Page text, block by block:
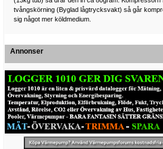
tvångskörning (Byglad lågtrycksvakt) så går
sig något mer köldmedium.
Annonser